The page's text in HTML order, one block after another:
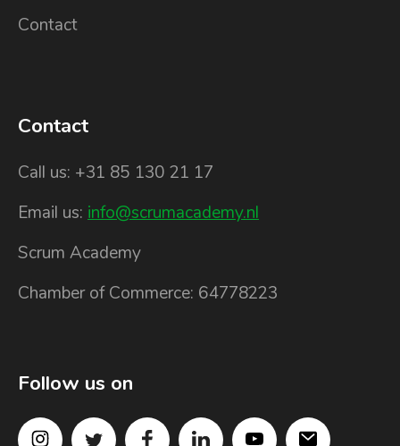
Contact
Contact
Call us: +31 85 130 21 17
Email us: info@scrumacademy.nl
Scrum Academy
Chamber of Commerce: 64778223
Follow us on